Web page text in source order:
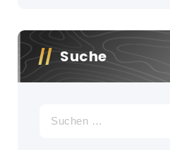
Suche
nach: